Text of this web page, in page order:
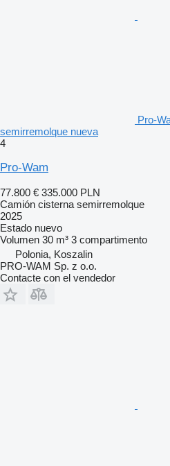
Pro-
semirremolque nueva
4
Pro-Wam
77.800 € 335.000 PLN
Camión cisterna semirremolque
2025
Estado nuevo
Volumen 30 m³ 3 compartimento
Polonia, Koszalin
PRO-WAM Sp. z o.o.
Contacte con el vendedor